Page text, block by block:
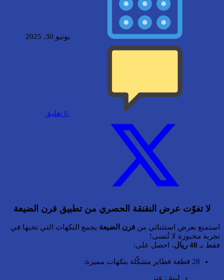
يونيو 30, 2025
0 تعليق
لا تفوّت عرض النقنقة الحصري من تطبيق فرن الضيعة
استمتع بعرض استثنائي من فرن الضيعة يجمع النكهات التي تحبها في
تجربة مخبوزة لا تُنسى!
فقط بـ 48 ريال ، احصل على:
28 قطعة فطاير مشكّلة بنكهات مميزة:
لبنة زعتر